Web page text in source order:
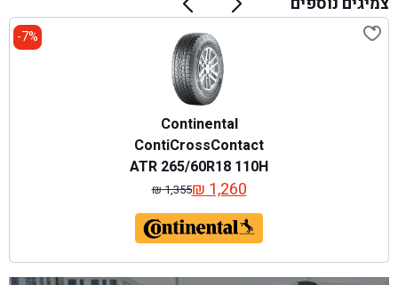
7%-
Continental
ContiCrossContact
ATR 265/60R18 110H
FR
₪1,355
המחיר
המקורי
היה:
₪ 1,355.
₪1,260
המחיר
הנוכחי
הוא:
₪ 1,260.